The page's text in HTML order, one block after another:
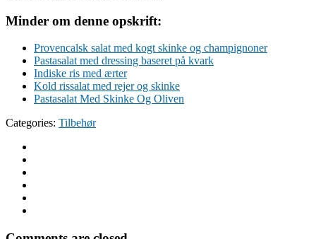
Minder om denne opskrift:
Provencalsk salat med kogt skinke og champignoner
Pastasalat med dressing baseret på kvark
Indiske ris med ærter
Kold rissalat med rejer og skinke
Pastasalat Med Skinke Og Oliven
Categories: Tilbehør